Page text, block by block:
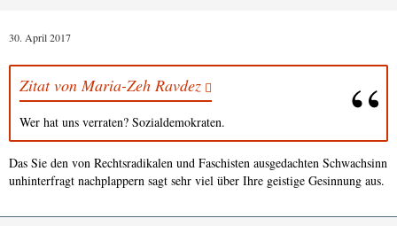
30. April 2017
Zitat von Maria-Zeh Ravdez
Wer hat uns verraten? Sozialdemokraten.
Das Sie den von Rechtsradikalen und Faschisten ausgedachten Schwachsinn
unhinterfragt nachplappern sagt sehr viel über Ihre geistige Gesinnung aus.